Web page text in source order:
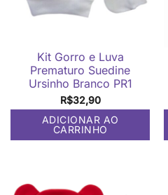
escolhidas
produto
Kit Gorro e Luva
Prematuro Suedine
Ursinho Branco PR1
R$32,90
ADICIONAR AO
CARRINHO